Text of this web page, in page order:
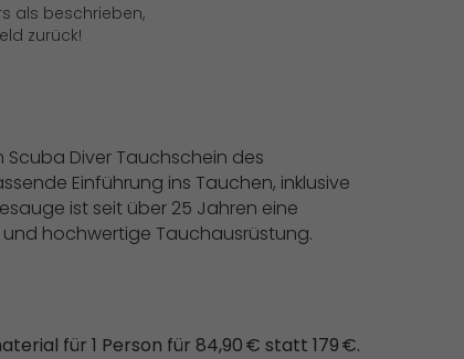
als beschrieben,
zurück!
Diver Tauchschein des
Einführung ins Tauchen, inklusive
ist seit über 25 Jahren eine
hochwertige Tauchausrüstung.
für 1 Person für 84,90 € statt 179 €.